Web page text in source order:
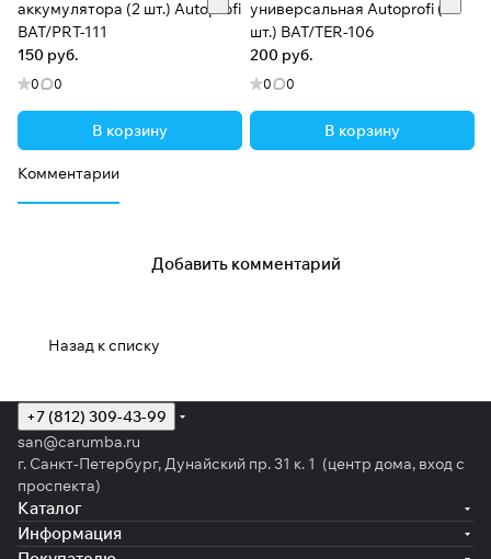
аккумулятора (2 шт.) Autoprofi
BAT/PRT-111
150 руб.
0 0
В корзину
универсальная Autoprofi (1
шт.) BAT/TER-106
200 руб.
0 0
В корзину
Комментарии
Добавить комментарий
Назад к списку
+7 (812) 309-43-99
san@carumba.ru
г. Санкт-Петербург, Дунайский пр. 31 к. 1 (центр дома, вход с
проспекта)
Каталог
Информация